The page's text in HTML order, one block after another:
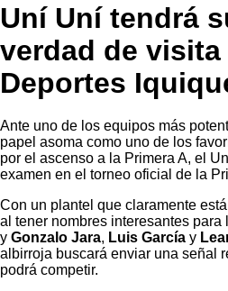
Uní Uní tendrá
verdad de visita
Deportes
Ante uno de los equipos más
papel asoma como uno de los
por el ascenso a la Primera A, el
examen en el torneo oficial de la
Con un plantel que claramente
al tener nombres interesantes para
y Gonzalo Jara, Luis García y
albirroja buscará enviar una señal
podrá competir.